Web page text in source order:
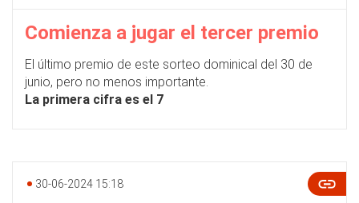
Comienza a jugar el tercer premio
El último premio de este sorteo dominical del 30 de
junio, pero no menos importante.
La primera cifra es el 7
30-06-2024 15:18